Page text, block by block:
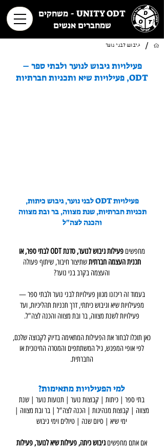
UNITY ODT - משחקים
שמחברים אנשים
/ גיבוש לבני נוער
פעילויות גיבוש לנוער ולבתי ספר –
ODT, פעילויות שיא ותכניות חברתיות
פעילויות ODT לבני נוער, גיבוש כיתות,
תכניות חברתיות, שנת מצווה, בר ובת מצווה
והכנה לצה"ל
מחפשים
פעילות גיבוש לנוער, סדנת ODT לבתי ספר, או
תכנית העצמה חברתיתשתיצור חיבור, שיתוף פעולה
והעצמה בקרב בני נוער?
בעמוד זה ריכזנו מגוון פעילויות לבני נוער ולבתי ספר —
מפעילויות שיא וגיבוש כיתתי, דרך תכניות תהליכיות, ועד
פעילויות לשנת מצווה, בר ובת מצווה והכנה לצה"ל.
כאן תוכלו לבחור את הפעילות המתאימה בדיוק לקבוצה שלכם,
לפי אופי המפגש, גיל המשתתפים והמטרה החינוכית או
החברתית.
למי הפעילויות מתאימות?
בתי ספר | כיתות | קבוצות נוער | תנועות נוער | שנת
מצווה | קבוצות מנהיגות | הכנה לצה"ל | בר ובת מצווה |
ימי שיא | סיום שנה | טיולים וימי גיבוש
אם אתם מחפשים גיבוש כיתה, פעילות שיא לנוער, פעילות